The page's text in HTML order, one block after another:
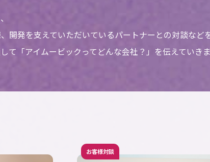
開発を支えていただいているパートナーとの対談など
て「アイムービックってどんな会社？」を伝えていきま
お客様対談